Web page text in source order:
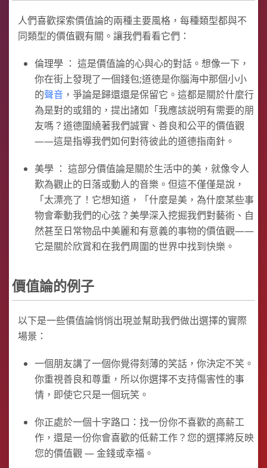
人們喜歡探索價值論的兩種主要風格，每種類型都與不
同類型的價值觀有關。讓我們看看它們：
倫理學 ： 這是價值論的心與心的對話。想像一下，
你在街上發現了一個錢包;道德是你腦海中那個小小
的聲音 ，爭論是歸還還是保留它。這都是關於什麼行
為是對的或錯的，提出諸如「我應該説明有需要的朋
友嗎？道德圍繞著我們誠實、善良和公平的價值觀
——這是指導我們如何對待彼此的道德指南針。
美學 ： 這部分價值論是關於生活中的美，就像令人
歎為觀止的日落或動人的音樂。但這不僅僅是說，
「太漂亮了！它想知道，「什麼是美，為什麼某些事
物會牽動我們的心弦？美學深入挖掘我們對藝術、自
然甚至日常物品中美麗和有意義的事物的價值觀——
它是關於欣賞和在我們周圍的世界中找到快樂。
價值論的例子
以下是一些價值論悄悄出現並幫助我們做出選擇的實際
場景：
一個朋友講了一個你覺得刻薄的笑話，你決定不笑。
你重視善良和尊重，所以你選擇不支持傷害性的事
情，即使它只是一個玩笑。
你正處於一個十字路口：找一份你不喜歡的高薪工
作，還是一份你會喜歡的低薪工作？您的選擇將反映
您的價值觀 — 金錢或幸福。